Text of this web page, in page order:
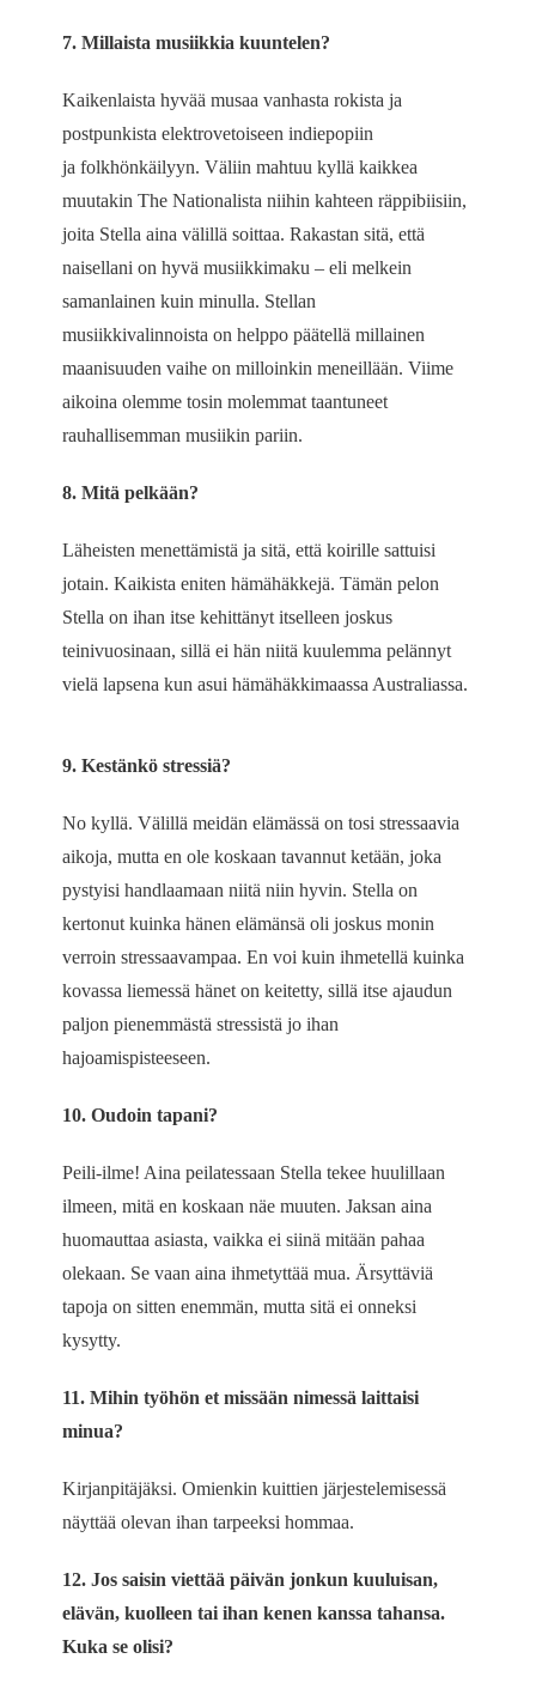
7. Millaista musiikkia kuuntelen?
Kaikenlaista hyvää musaa vanhasta rokista ja
postpunkista elektrovetoiseen indiepopiin
ja folkhönkäilyyn. Väliin mahtuu kyllä kaikkea
muutakin The Nationalista niihin kahteen räppibiisiin,
joita Stella aina välillä soittaa. Rakastan sitä, että
naisellani on hyvä musiikkimaku – eli melkein
samanlainen kuin minulla. Stellan
musiikkivalinnoista on helppo päätellä millainen
maanisuuden vaihe on milloinkin meneillään. Viime
aikoina olemme tosin molemmat taantuneet
rauhallisemman musiikin pariin.
8. Mitä pelkään?
Läheisten menettämistä ja sitä, että koirille sattuisi
jotain. Kaikista eniten hämähäkkejä. Tämän pelon
Stella on ihan itse kehittänyt itselleen joskus
teinivuosinaan, sillä ei hän niitä kuulemma pelännyt
vielä lapsena kun asui hämähäkkimaassa Australiassa.
9. Kestänkö stressiä?
No kyllä. Välillä meidän elämässä on tosi stressaavia
aikoja, mutta en ole koskaan tavannut ketään, joka
pystyisi handlaamaan niitä niin hyvin. Stella on
kertonut kuinka hänen elämänsä oli joskus monin
verroin stressaavampaa. En voi kuin ihmetellä kuinka
kovassa liemessä hänet on keitetty, sillä itse ajaudun
paljon pienemmästä stressistä jo ihan
hajoamispisteeseen.
10. Oudoin tapani?
Peili-ilme! Aina peilatessaan Stella tekee huulillaan
ilmeen, mitä en koskaan näe muuten. Jaksan aina
huomauttaa asiasta, vaikka ei siinä mitään pahaa
olekaan. Se vaan aina ihmetyttää mua. Ärsyttäviä
tapoja on sitten enemmän, mutta sitä ei onneksi
kysytty.
11. Mihin työhön et missään nimessä laittaisi
minua?
Kirjanpitäjäksi. Omienkin kuittien järjestelemisessä
näyttää olevan ihan tarpeeksi hommaa.
12. Jos saisin viettää päivän jonkun kuuluisan,
elävän, kuolleen tai ihan kenen kanssa tahansa.
Kuka se olisi?